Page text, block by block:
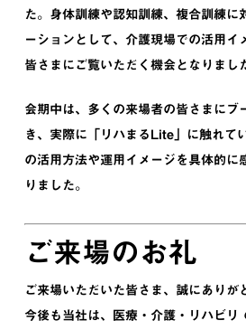
た。身体訓練や認知訓練、複合訓練に
ーションとして、介護現場での活用イ
皆さまにご覧いただく機会となりまし
会期中は、多くの来場者の皆さまにブ
き、実際に「リハまるLite」に触れて
の活用方法や運用イメージを具体的に
りました。
ご来場のお礼
ご来場いただいた皆さま、誠にありが
今後も当社は、医療・介護・リハビリ